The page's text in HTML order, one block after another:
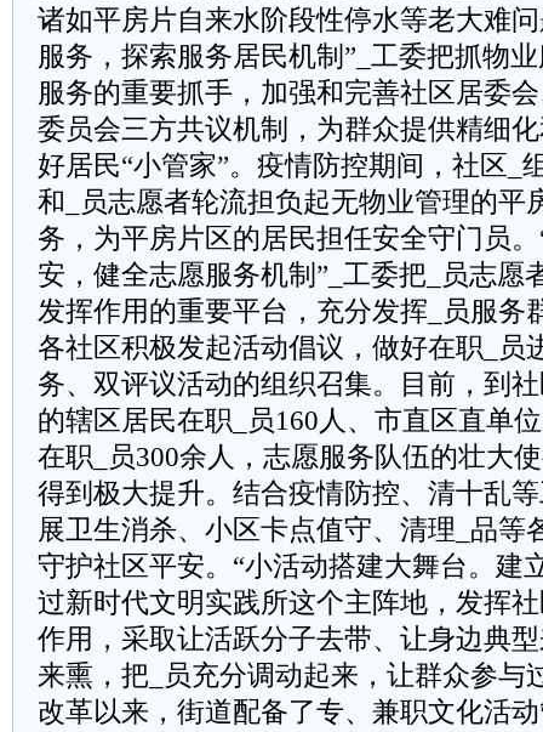
诸如平房片自来水阶段性停水等老大难
服务，探索服务居民机制”_工委把抓物
服务的重要抓手，加强和完善社区居委
委员会三方共议机制，为群众提供精细
好居民“小管家”。疫情防控期间，社区_
和_员志愿者轮流担负起无物业管理的平
务，为平房片区的居民担任安全守门员
安，健全志愿服务机制”_工委把_员志愿
发挥作用的重要平台，充分发挥_员服务
各社区积极发起活动倡议，做好在职_员
务、双评议活动的组织召集。目前，到
的辖区居民在职_员160人、市直区直单
在职_员300余人，志愿服务队伍的壮大
得到极大提升。结合疫情防控、清十乱
展卫生消杀、小区卡点值守、清理_品等
守护社区平安。“小活动搭建大舞台。建
过新时代文明实践所这个主阵地，发挥
作用，采取让活跃分子去带、让身边典
来熏，把_员充分调动起来，让群众参与
改革以来，街道配备了专、兼职文化活